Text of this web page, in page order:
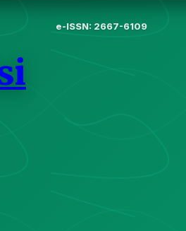
e-ISSN: 2667-6109